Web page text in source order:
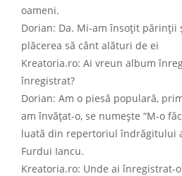
oameni.
Dorian: Da. Mi-am însoțit părinții
plăcerea să cânt alături de ei
Kreatoria.ro: Ai vreun album
înregistrat?
Dorian: Am o piesă populară,
am învățat-o, se numește “M-o
luată din repertoriul îndrăgitului
Furdui Iancu.
Kreatoria.ro: Unde ai înregistrat-